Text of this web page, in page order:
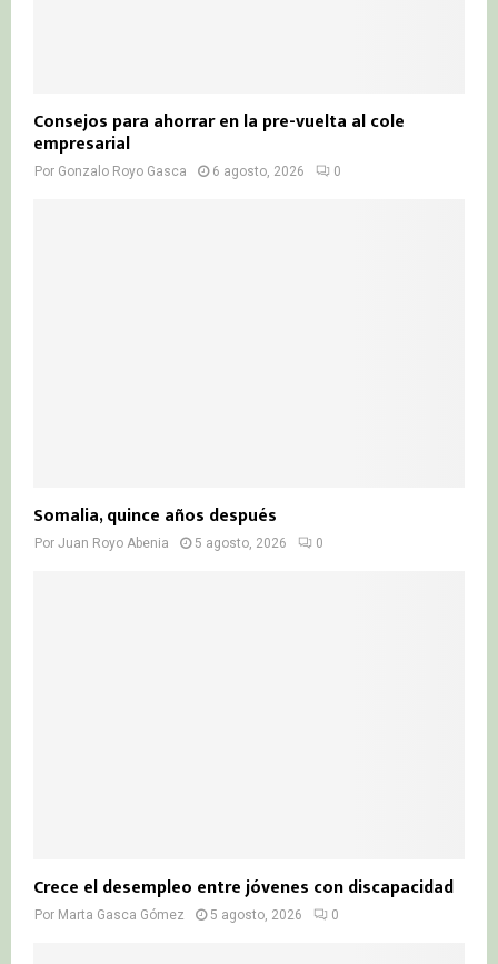
Consejos para ahorrar en la pre-vuelta al cole
empresarial
Por Gonzalo Royo Gasca 6 agosto, 2026 0
Somalia, quince años después
Por Juan Royo Abenia 5 agosto, 2026 0
Crece el desempleo entre jóvenes con discapacidad
Por Marta Gasca Gómez 5 agosto, 2026 0